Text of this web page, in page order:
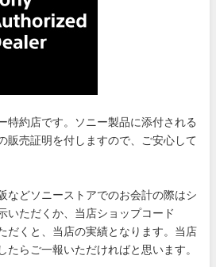
特約店です。ソニー製品に添付される
販売証明を付しますので、ご安心して
などソニーストアでのお会計の際はシ
いただくか、当店ショップコード
だくと、当店の実績となります。当店
たらご一報いただければと思います。